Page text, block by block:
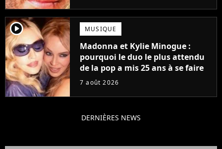
player2 MUSIQUE
Madonna et Kylie Minogue :
pourquoi le duo le plus attendu
de la pop a mis 25 ans à se faire
7 août 2026
DERNIÈRES NEWS